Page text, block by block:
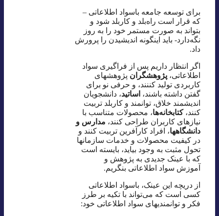
برای توسعه جامعه باسواد اطلاعاتی –
که قرار است راه‌بلد و کاربلد شود و
بتواند به صورت مستمر خود را به روز
نگه‌دارد- باید اینگونه اندیشیدن را پرورش
داد.
اگر انتظار داریم پس از فراگیری سواد
اطلاعاتی، پژوهشگران پژوهشهای
کاربردی تولید کننند،‌ و حرفی نو برای
گفتن داشته باشند، اساتید، دانشجویان
اندیشمند خلاق، توانمند و کاربلد تربیت
کنند،کتابخانه‌ها، محصولات متناسب با
نیازهای کاربران طراحی کنند، مدارس و
دانشگاهها، افراد کارآفرین تربیت کنند و
در کیفیت محصولات و خدمات سازمانها
تحول مثبت به وجود بیاید، بایسته است
که با عینک جدیدی به پژوهش و
آموزش سواد اطلاعاتی بنگریم.
از دریچه این عینک، باسواد اطلاعاتی
کسی است که می‌تواند با تکیه بر طرز
فکر و توانمندیهای سواد اطلاعاتی خود: